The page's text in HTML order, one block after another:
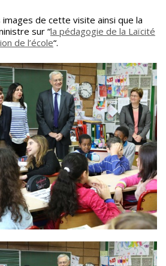
de cette visite ainsi que la
sur “la pédagogie de la Laïcité
de l’école“.